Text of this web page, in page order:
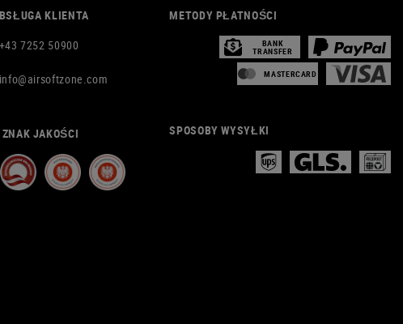
KLIENTA
+43 7252 50900
info@airsoftzone.com
ZNAK JAKOŚCI
METODY PŁATNOŚCI
BANK
TRANSFER
MASTERCARD
SPOSOBY WYSYŁKI